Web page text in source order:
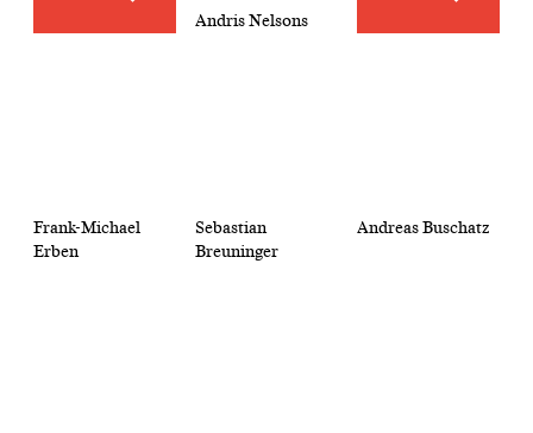
Andris Nelsons
Frank-Michael
Erben
Sebastian
Breuninger
Andreas Buschatz